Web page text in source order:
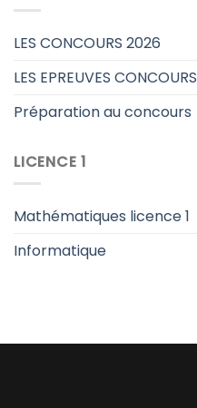
LES CONCOURS 2026
LES EPREUVES CONCOURS
Préparation au concours
LICENCE 1
Mathématiques licence 1
Informatique